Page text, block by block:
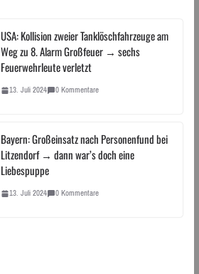
USA: Kollision zweier Tanklöschfahrzeuge am
Weg zu 8. Alarm Großfeuer → sechs
Feuerwehrleute verletzt
13. Juli 2024 0 Kommentare
Bayern: Großeinsatz nach Personenfund bei
Litzendorf → dann war’s doch eine
Liebespuppe
13. Juli 2024 0 Kommentare